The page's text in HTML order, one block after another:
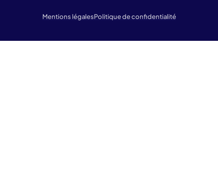
Mentions légalesPolitique de confidentialité